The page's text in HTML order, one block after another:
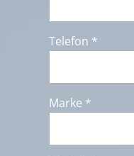
Telefon *
Marke *